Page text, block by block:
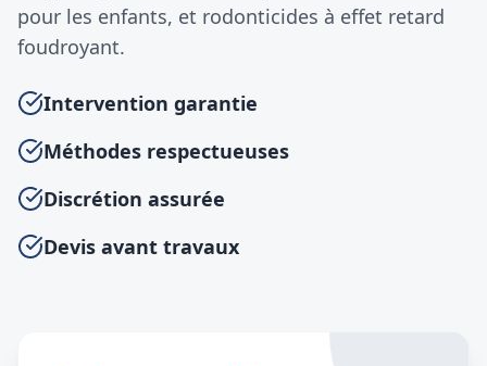
pour les enfants, et rodonticides à effet retard
foudroyant.
Intervention garantie
Méthodes respectueuses
Discrétion assurée
Devis avant travaux